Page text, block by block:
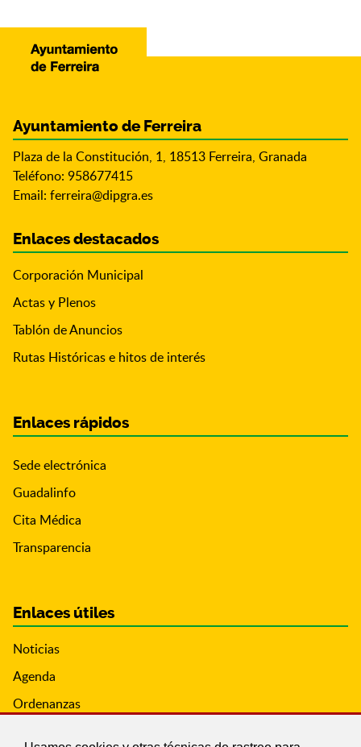
Ayuntamiento de Ferreira
Plaza de la Constitución, 1, 18513 Ferreira, Granada
Teléfono: 958677415
Email: ferreira@dipgra.es
Enlaces destacados
Corporación Municipal
Actas y Plenos
Tablón de Anuncios
Rutas Históricas e hitos de interés
Enlaces rápidos
Sede electrónica
Guadalinfo
Cita Médica
Transparencia
Enlaces útiles
Noticias
Agenda
Ordenanzas